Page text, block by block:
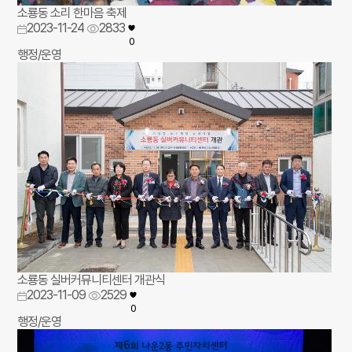
소룡동 소리 한마음 축제
2023-11-24
2833
0
행정/운영
소룡동 실버커뮤니티센터 개관식
2023-11-09
2529
0
행정/운영